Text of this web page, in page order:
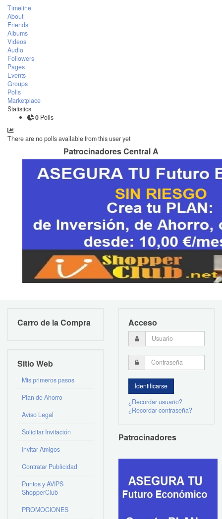
Timeline
About
Friends
Albums
Videos
Audio
Followers
Pages
Events
Groups
Polls
Marketplace
Statistics
0 Polls
There are no polls available from this user yet
Patrocinadores Central A
Carro de la Compra
Sitio Web
Mis primeros pasos
Plan de Ahorro
Aviso Legal
Solicitar Invitación
Invitar Amigos
Contratar Publicidad
Puntos y AVIPS
ShopperClub
PROMOCIONES
Acceso
¿Recordar usuario?
¿Recordar contraseña?
Patrocinadores